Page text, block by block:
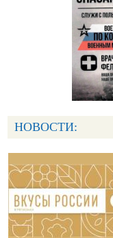
НОВОСТИ: